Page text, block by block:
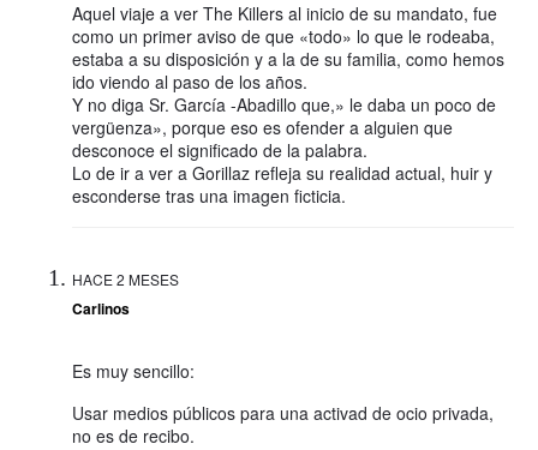
Aquel viaje a ver The Killers al inicio de su mandato, fue
como un primer aviso de que «todo» lo que le rodeaba,
estaba a su disposición y a la de su familia, como hemos
ido viendo al paso de los años.
Y no diga Sr. García -Abadillo que,» le daba un poco de
vergüenza», porque eso es ofender a alguien que
desconoce el significado de la palabra.
Lo de ir a ver a Gorillaz refleja su realidad actual, huir y
esconderse tras una imagen ficticia.
HACE 2 MESES
Carlinos
Es muy sencillo:
Usar medios públicos para una activad de ocio privada,
no es de recibo.